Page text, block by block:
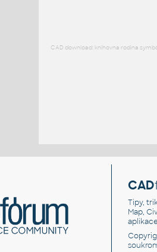
CAD download: knihovna rodina
CAD
Tipy,
Map,